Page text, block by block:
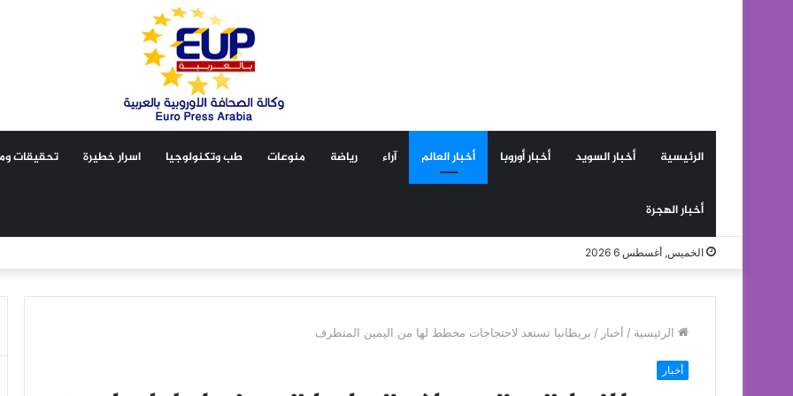
الرئيسية أخبار السويد أخبار أوروبا أخبار العالم آراء رياضة منوعات طب وتكنولوجيا اسرار خطيرة تحقيقات
أخبار الهجرة
الخميس, أغسطس 6 2026
الرئيسية / أخبار / بريطانيا تستعد لاحتجاجات مخطط لها من اليمين المتطرف
أخبار